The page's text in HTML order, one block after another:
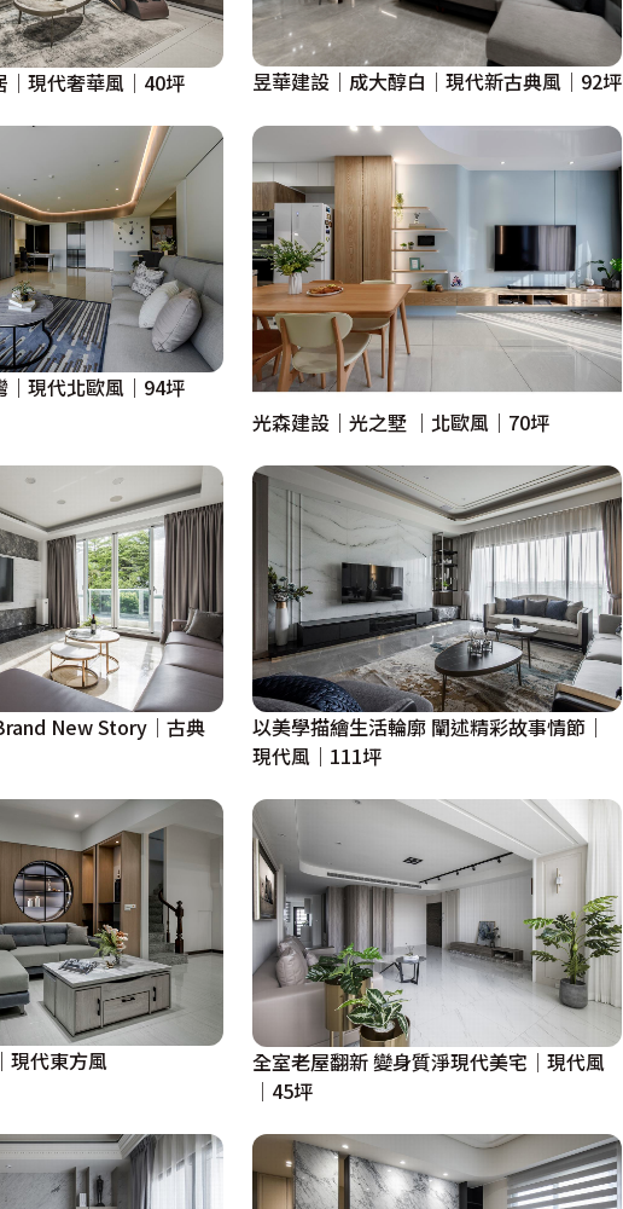
│現代奢華風│40坪 昱華建設│成大醇白│現代新古典風│92坪
｜現代北歐風｜94坪
光森建設｜光之墅 ｜北歐風｜70坪
New Story│古典
以美學描繪生活輪廓 闡述精彩故事情節｜
現代風｜111坪
現代東方風
全室老屋翻新 變身質淨現代美宅│現代風
│45坪